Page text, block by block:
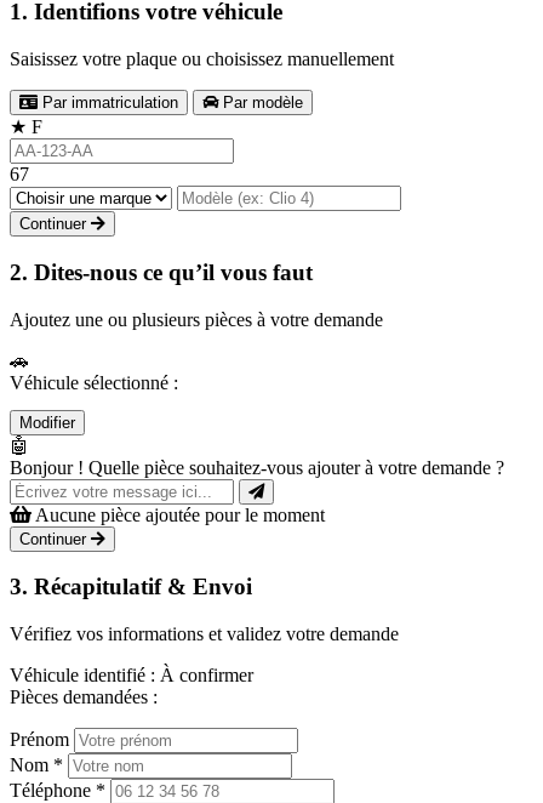
1. Identifions votre véhicule
Saisissez votre plaque ou choisissez manuellement
Par immatriculation Par modèle
★ F
67
Continuer
2. Dites-nous ce qu’il vous faut
Ajoutez une ou plusieurs pièces à votre demande
🚗
Véhicule sélectionné :
Modifier
🤖
Bonjour ! Quelle pièce souhaitez-vous ajouter à votre demande ?
Aucune pièce ajoutée pour le moment
Continuer
3. Récapitulatif & Envoi
Vérifiez vos informations et validez votre demande
Véhicule identifié : À confirmer
Pièces demandées :
Prénom
Nom *
Téléphone *